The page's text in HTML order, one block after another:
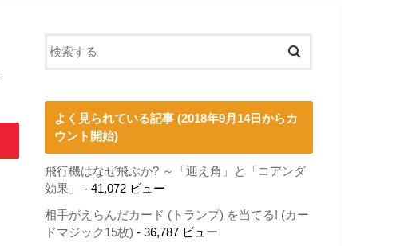
よく見られている記事 (2018年9月14日からカ
ウント開始)
飛行機はなぜ飛ぶか? ～「迎え角」と「コアンダ
効果」
- 41,072 ビュー
相手がえらんだカード (トランプ) を当てる! (カー
ドマジック15枚) - 36,787 ビュー